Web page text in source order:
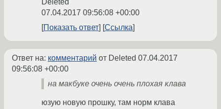
Deleted
07.04.2017 09:56:08 +00:00
Показать ответ
Ссылка
Ответ на: комментарий от Deleted 07.04.2017
09:56:08 +00:00
на макбуке очень очень плохая клава
юзую новую прошку, там норм клава